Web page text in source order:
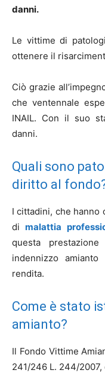
danni.
Le vittime di
ottenere il
Ciò grazie
che ventennale
INAIL. Con il suo
danni.
Quali sono
diritto al
I cittadini, che hanno
dimalattia
questa
indennizzo
rendita.
Come è stato
amianto?
Il Fondo Vittime
241/246 L. 244/2007,